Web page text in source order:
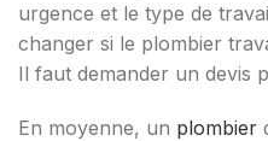
urgence et le type de
changer si le plombier
Il faut demander un devis
En moyenne, un plombier